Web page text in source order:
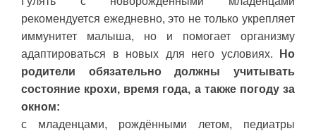
рекомендуется ежедневно, это не только укрепляет
иммунитет малыша, но и помогает организму
адаптироваться в новых для него условиях.
Но
родители обязательно должны учитывать
состояние крохи, время года, а также погоду за
окном:
с младенцами, рождёнными летом, педиатры